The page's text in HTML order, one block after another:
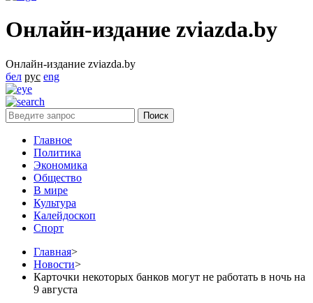
Онлайн-издание zviazda.by
Онлайн-издание zviazda.by
бел рус eng
Главное
Политика
Экономика
Общество
В мире
Культура
Калейдоскоп
Спорт
Главная>
Новости>
Карточки некоторых банков могут не работать в ночь на
9 августа